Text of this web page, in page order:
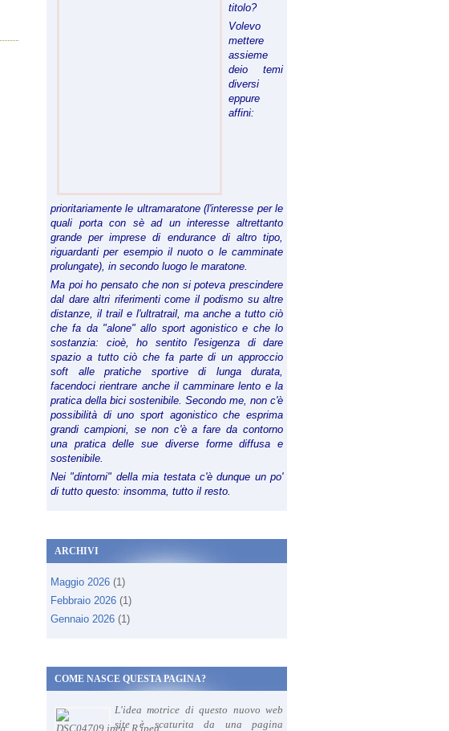
titolo?
Volevo
mettere
assieme
deio temi
diversi
eppure
affini:
prioritariamente le ultramaratone (l'interesse per le
quali porta con sè ad un interesse altrettanto
grande per imprese di endurance di altro tipo,
riguardanti per esempio il nuoto o le camminate
prolungate), in secondo luogo le maratone.
Ma poi ho pensato che non si poteva prescindere
dal dare altri riferimenti come il podismo su altre
distanze, il trail e l'ultratrail, ma anche a tutto ciò
che fa da "alone" allo sport agonistico e che lo
sostanzia: cioè, ho sentito l'esigenza di dare
spazio a tutto ciò che fa parte di un approccio
soft alle pratiche sportive di lunga durata,
facendoci rientrare anche il camminare lento e la
pratica della bici sostenibile. Secondo me, non c'è
possibilità di uno sport agonistico che esprima
grandi campioni, se non c'è a fare da contorno
una pratica delle sue diverse forme diffusa e
sostenibile.
Nei "dintorni" della mia testata c'è dunque un po'
di tutto questo: insomma, tutto il resto.
ARCHIVI
Maggio 2026 (1)
Febbraio 2026 (1)
Gennaio 2026 (1)
COME NASCE QUESTA PAGINA?
L'idea motrice di questo nuovo web
site è scaturita da una pagina